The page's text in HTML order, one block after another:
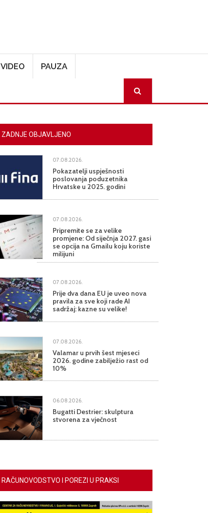
VIDEO PAUZA
ZADNJE OBJAVLJENO
07.08.2026.
Pokazatelji uspješnosti
poslovanja poduzetnika
Hrvatske u 2025. godini
07.08.2026.
Pripremite se za velike
promjene: Od siječnja 2027. gasi
se opcija na Gmailu koju koriste
milijuni
07.08.2026.
Prije dva dana EU je uveo nova
pravila za sve koji rade AI
sadržaj: kazne su velike!
07.08.2026.
Valamar u prvih šest mjeseci
2026. godine zabilježio rast od
10%
06.08.2026.
Bugatti Destrier: skulptura
stvorena za vječnost
RAČUNOVODSTVO I POREZI U PRAKSI